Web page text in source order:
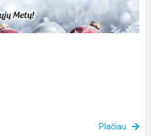
Plačiau